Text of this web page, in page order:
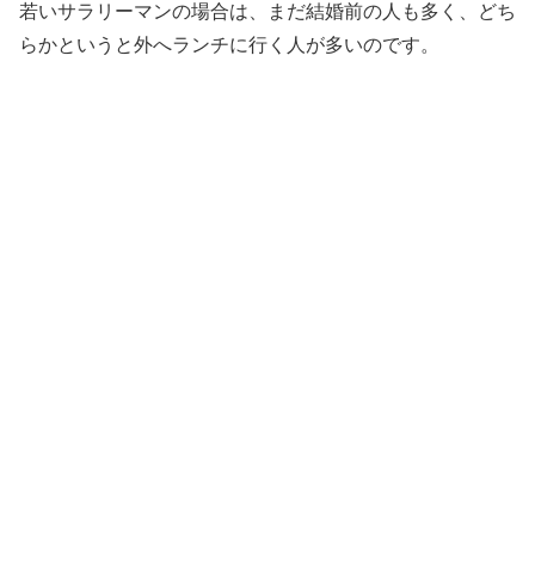
若いサラリーマンの場合は、まだ結婚前の人も多く、どち
らかというと外へランチに行く人が多いのです。